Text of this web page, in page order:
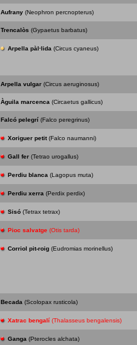
Aufrany (Neophron percnopterus)
Trencalòs (Gypaetus barbatus)
Arpella pàl·lida (Circus cyaneus)
Arpella vulgar (Circus aeruginosus)
Àguila marcenca (Circaetus gallicus)
Falcó pelegrí (Falco peregrinus)
Xoriguer petit (Falco naumanni)
Gall fer (Tetrao urogallus)
Perdiu blanca (Lagopus muta)
Perdiu xerra (Perdix perdix)
Sisó (Tetrax tetrax)
Pioc salvatge (Otis tarda)
Corriol pit-roig (Eudromias morinellus)
Becada (Scolopax rusticola)
Xatrac bengalí (Thalasseus bengalensis)
Ganga (Pterocles alchata)